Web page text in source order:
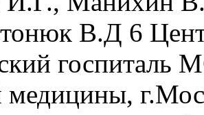
В.Д 6
медицины,